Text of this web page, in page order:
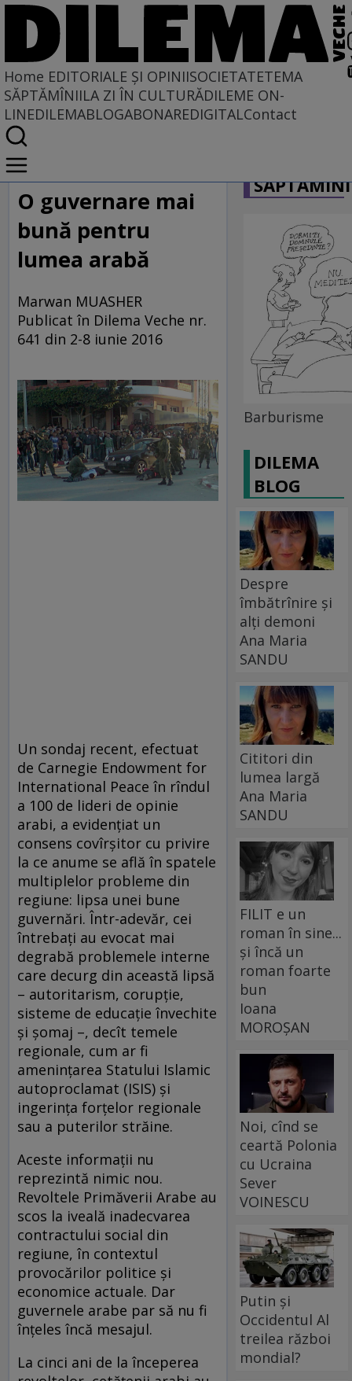
Home EDITORIALE ȘI OPINIISOCIETATETEMA
SĂPTĂMÎNIILA ZI ÎN CULTURĂDILEME ON-
LINEDILEMABLOGABONAREDIGITALContact
Home
EDITORIALE ȘI OPINII
PE CE LUME TRĂIM
O guvernare mai
bună pentru
lumea arabă
Marwan MUASHER
Publicat în Dilema Veche nr.
641 din 2-8 iunie 2016
Un sondaj recent, efectuat
de Carnegie Endowment for
International Peace în rîndul
a 100 de lideri de opinie
arabi, a evidențiat un
consens covîrșitor cu privire
la ce anume se află în spatele
multiplelor probleme din
regiune: lipsa unei bune
guvernări. Într-adevăr, cei
întrebați au evocat mai
degrabă problemele interne
care decurg din această lipsă
– autoritarism, corupție,
sisteme de educație învechite
și șomaj –, decît temele
regionale, cum ar fi
amenințarea Statului Islamic
autoproclamat (ISIS) și
ingerința forțelor regionale
sau a puterilor străine.
Aceste informații nu
reprezintă nimic nou.
Revoltele Primăverii Arabe au
scos la iveală inadecvarea
contractului social din
regiune, în contextul
provocărilor politice și
economice actuale. Dar
guvernele arabe par să nu fi
înțeles încă mesajul.
La cinci ani de la începerea
Barburisme
DILEMA
BLOG
Despre
îmbătrînire și
alți demoni
Ana Maria
SANDU
Cititori din
lumea largă
Ana Maria
SANDU
FILIT e un
roman în sine...
și încă un
roman foarte
bun
Ioana
MOROȘAN
Noi, cînd se
ceartă Polonia
cu Ucraina
Sever
VOINESCU
Putin și
Occidentul Al
treilea război
mondial?